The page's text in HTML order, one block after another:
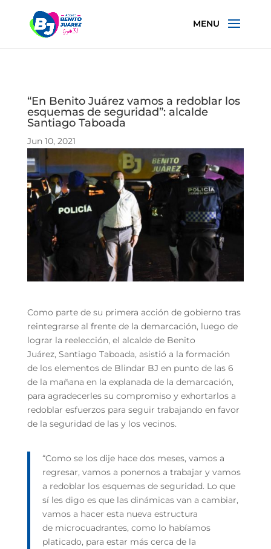
“En Benito Juárez vamos a redoblar los
esquemas de seguridad”: alcalde
Santiago Taboada
Jun 10, 2021
Como parte de su primera acción de gobierno tras
reintegrarse al frente de la demarcación, luego de
lograr la reelección, el alcalde de Benito
Juárez, Santiago Taboada, asistió a la formación
de los elementos de Blindar BJ en punto de las 6
de la mañana en la explanada de la demarcación,
para agradecerles su compromiso y exhortarlos a
redoblar esfuerzos para seguir trabajando en favor
de la seguridad de las y los vecinos.
“Como se los dije hace dos meses, vamos a
regresar, vamos a ponernos a trabajar y vamos
a redoblar los esquemas de seguridad. Lo que
sí les digo es que las dinámicas van a cambiar,
vamos a hacer esta nueva estructura
de microcuadrantes, como lo habíamos
platicado, para estar más cerca de la